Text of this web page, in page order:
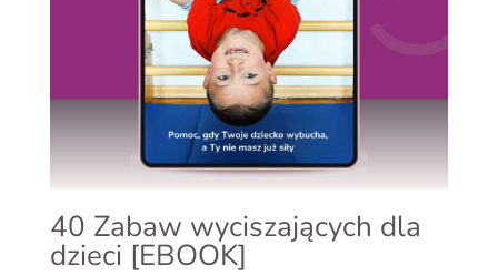
40 Zabaw wyciszających dla
dzieci [EBOOK]